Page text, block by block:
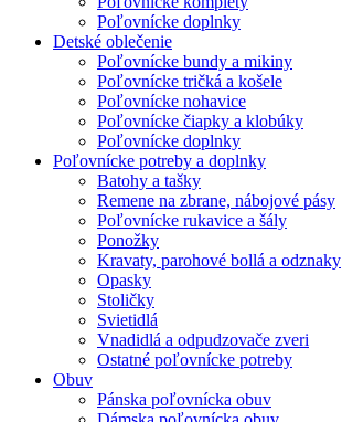
Poľovnícke doplnky
Detské oblečenie
Poľovnícke bundy a mikiny
Poľovnícke tričká a košele
Poľovnícke nohavice
Poľovnícke čiapky a klobúky
Poľovnícke doplnky
Poľovnícke potreby a doplnky
Batohy a tašky
Remene na zbrane, nábojové pásy
Poľovnícke rukavice a šály
Ponožky
Kravaty, parohové bollá a odznaky
Opasky
Stoličky
Svietidlá
Vnadidlá a odpudzovače zveri
Ostatné poľovnícke potreby
Obuv
Pánska poľovnícka obuv